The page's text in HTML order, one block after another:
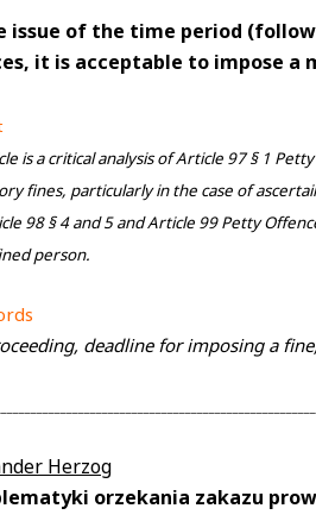
issue of the time period
it is acceptable to impose a
is a critical analysis of Article 97 § 1
fines, particularly in the case of
98 § 4 and 5 and Article 99 Petty
person.
deadline for imposing a
Herzog
orzekania zakazu